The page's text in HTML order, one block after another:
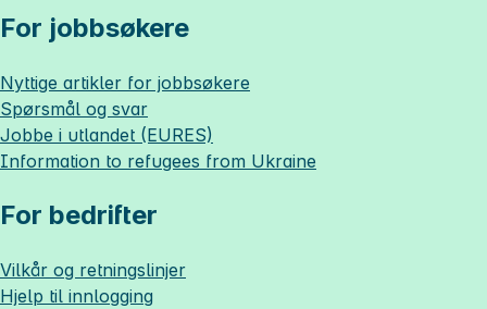
For jobbsøkere
Nyttige artikler for jobbsøkere
Spørsmål og svar
Jobbe i utlandet (EURES)
Information to refugees from Ukraine
For bedrifter
Vilkår og retningslinjer
Hjelp til innlogging